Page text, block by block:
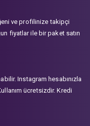
ve profilinize takipçi
fiyatlar ile bir paket satın
Instagram hesabınızla
ücretsizdir. Kredi